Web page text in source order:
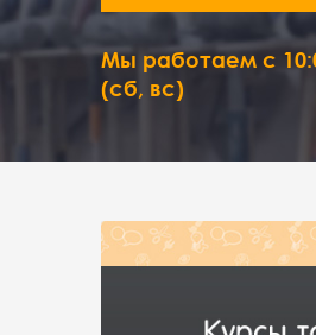
Мы работаем с
(сб, вс)